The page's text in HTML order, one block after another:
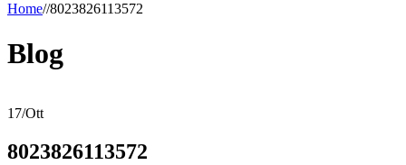
Home//8023826113572
Blog
17/Ott
8023826113572